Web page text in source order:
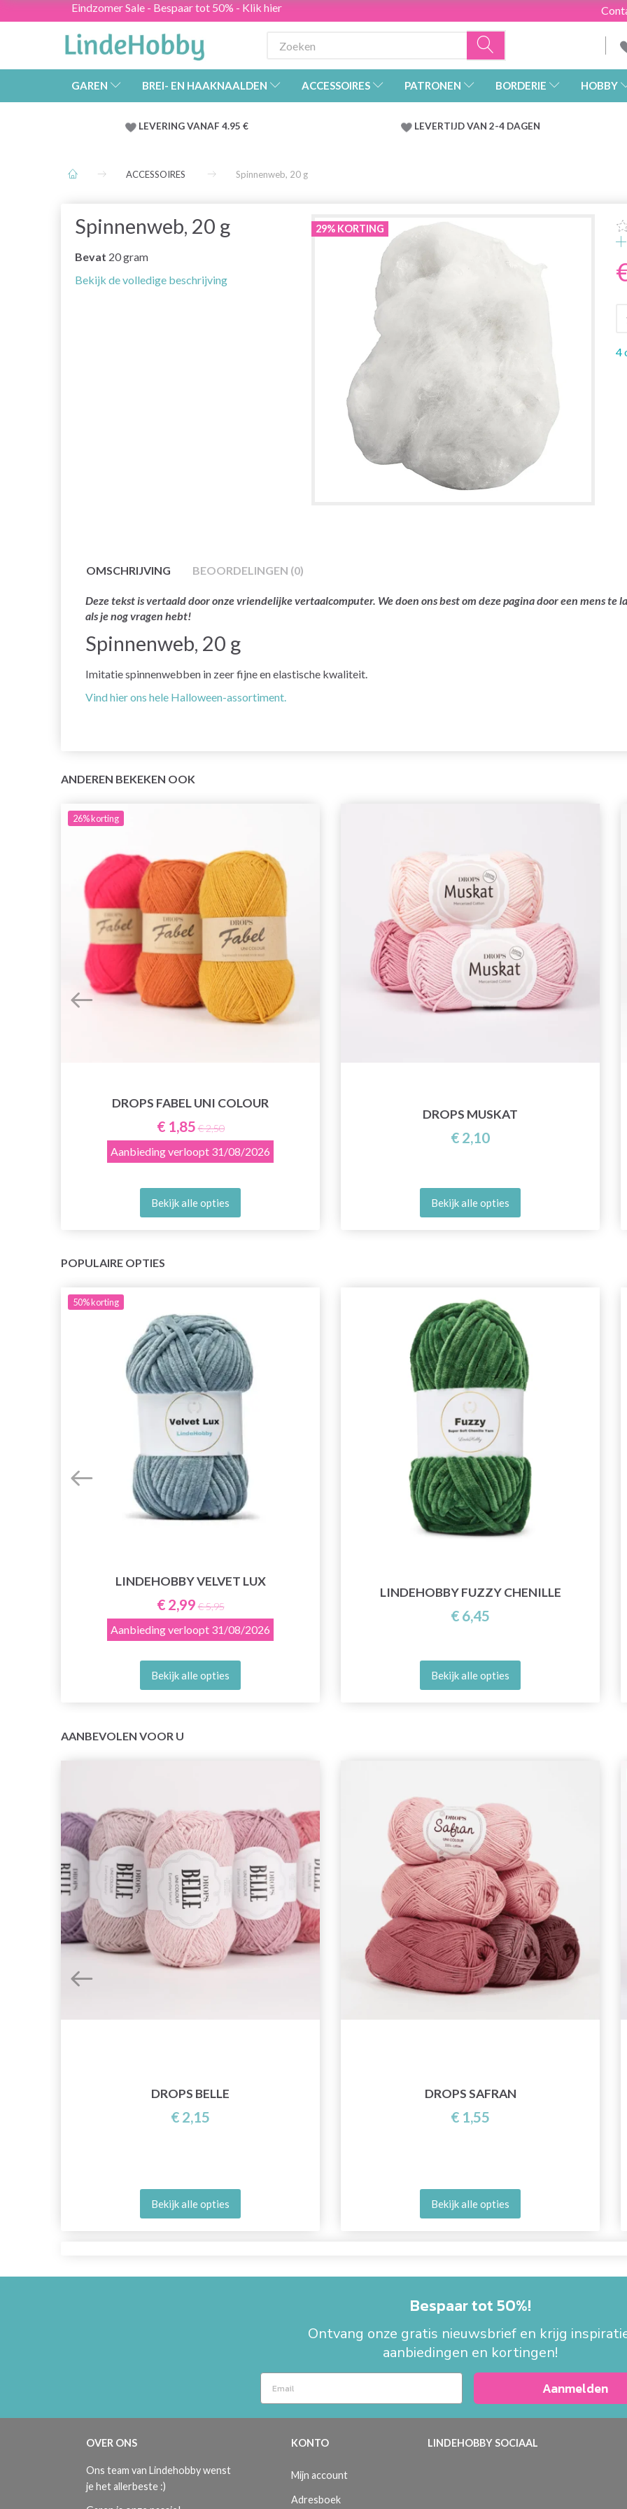
Eindzomer Sale - Bespaar tot 50% - Klik hier
GAREN BREI- EN HAAKNAALDEN ACCESSOIRES PATRONEN BORDERIE HOBBY
LEVERING VANAF 4.95 € LEVERTIJD VAN 2-4 DAGEN
ACCESSOIRES Spinnenweb, 20 g
Spinnenweb, 20 g
Bevat 20 gram
Bekijk de volledige beschrijving
29% KORTING
4
OMSCHRIJVING BEOORDELINGEN (0)
Deze tekst is vertaald door onze vriendelijke vertaalcomputer. We doen ons best om deze pagina door een mens te
als je nog vragen hebt!
Spinnenweb, 20 g
Imitatie spinnenwebben in zeer fijne en elastische kwaliteit.
Vind hier ons hele Halloween-assortiment.
ANDEREN BEKEKEN OOK
26%korting
DROPS FABEL UNI COLOUR
€ 1,85 € 2,50
Aanbieding verloopt 31/08/2026
Bekijk alle opties
DROPS MUSKAT
€ 2,10
Bekijk alle opties
POPULAIRE OPTIES
50%korting
LINDEHOBBY VELVET LUX
€ 2,99 € 5,95
Aanbieding verloopt 31/08/2026
Bekijk alle opties
LINDEHOBBY FUZZY CHENILLE
€ 6,45
Bekijk alle opties
AANBEVOLEN VOOR U
DROPS BELLE
€ 2,15
Bekijk alle opties
DROPS SAFRAN
€ 1,55
Bekijk alle opties
Bespaar tot 50%!
Ontvang onze gratis nieuwsbrief en krijg
aanbiedingen en kortingen!
Aanmelden
OVER ONS
Ons team van Lindehobby wenst
je het allerbeste :)
KONTO
Mijn account
Adresboek
LINDEHOBBY SOCIAAL